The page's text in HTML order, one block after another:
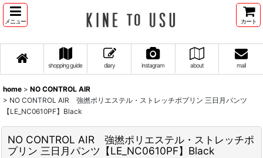
メニュー カート
shopping guide diary instagram about mail
home > NO CONTROL AIR
> NO CONTROL AIR 強撚ポリエステル・ストレッチポプリン 三日月パンツ
【LE_NC0610PF】Black
NO CONTROL AIR 強撚ポリエステル・ストレッチポ
プリン 三日月パンツ【LE_NC0610PF】Black